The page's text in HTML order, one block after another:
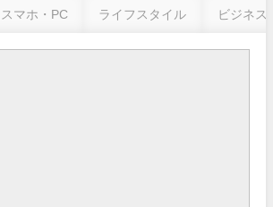
スマホ・PC ライフスタイル ビジネス